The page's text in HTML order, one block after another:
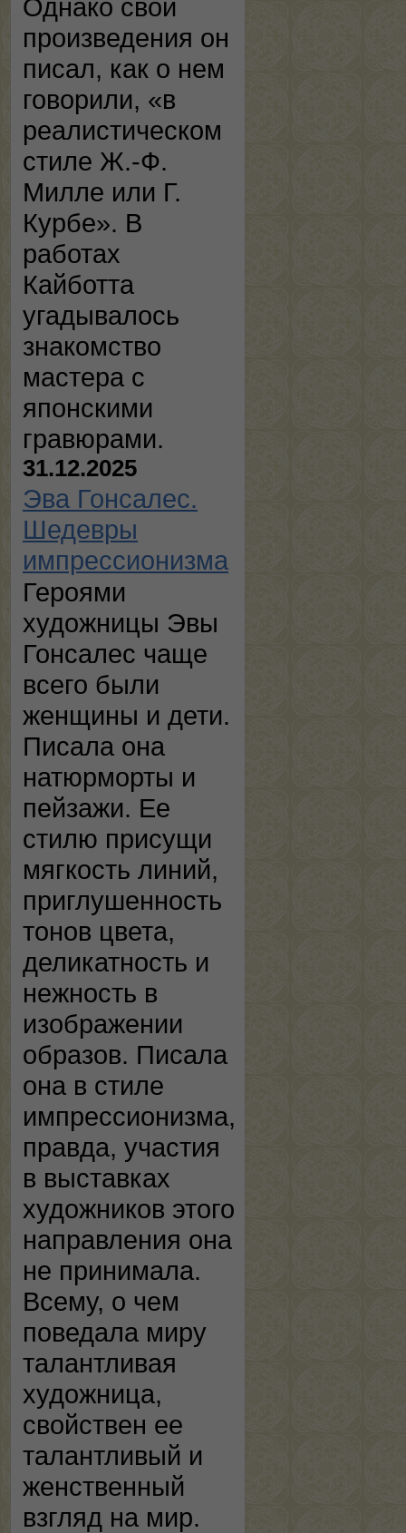
Однако свои
произведения он
писал, как о нем
говорили, «в
реалистическом
стиле Ж.-Ф.
Милле или Г.
Курбе». В
работах
Кайботта
угадывалось
знакомство
мастера с
японскими
гравюрами.
31.12.2025
Эва Гонсалес.
Шедевры
импрессионизма
Героями
художницы Эвы
Гонсалес чаще
всего были
женщины и дети.
Писала она
натюрморты и
пейзажи. Ее
стилю присущи
мягкость линий,
приглушенность
тонов цвета,
деликатность и
нежность в
изображении
образов. Писала
она в стиле
импрессионизма,
правда, участия
в выставках
художников этого
направления она
не принимала.
Всему, о чем
поведала миру
талантливая
художница,
свойствен ее
талантливый и
женственный
взгляд на мир.